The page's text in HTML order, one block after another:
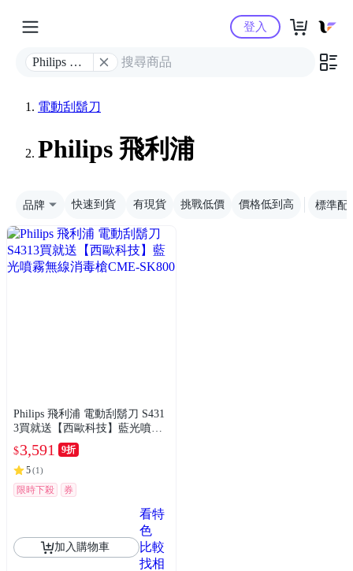
Yahoo購物中心
Philips 飛
登入
電動刮鬍刀
Philips 飛利浦
品牌 快速到貨 有現貨 挑戰低價 價格低到高 標準配
Philips 飛利浦 電動刮鬍刀 S431
3買就送【西歐科技】藍光噴霧
無線消毒槍CME-SK800
$3,591
9折
5(1)
限時下殺 券
加入購物車
看特
色
比較
找相